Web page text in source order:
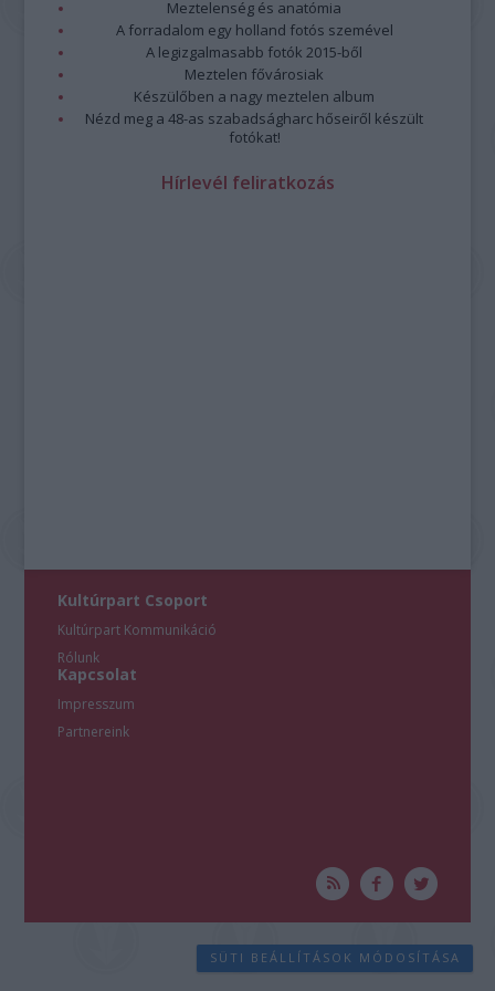
Meztelenség és anatómia
A forradalom egy holland fotós szemével
A legizgalmasabb fotók 2015-ből
Meztelen fővárosiak
Készülőben a nagy meztelen album
Nézd meg a 48-as szabadságharc hőseiről készült
fotókat!
Hírlevél feliratkozás
Kultúrpart Csoport
Kultúrpart Kommunikáció
Rólunk
Kapcsolat
Impresszum
Partnereink
SÜTI BEÁLLÍTÁSOK MÓDOSÍTÁSA